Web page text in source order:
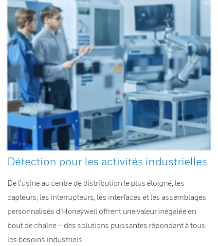
Détection pour les activités industrielles
De l’usine au centre de distribution le plus éloigné, les
capteurs, les interrupteurs, les interfaces et les assemblages
personnalisés d’Honeywell offrent une valeur inégalée en
bout de chaîne – des solutions puissantes répondant à tous
les besoins industriels.